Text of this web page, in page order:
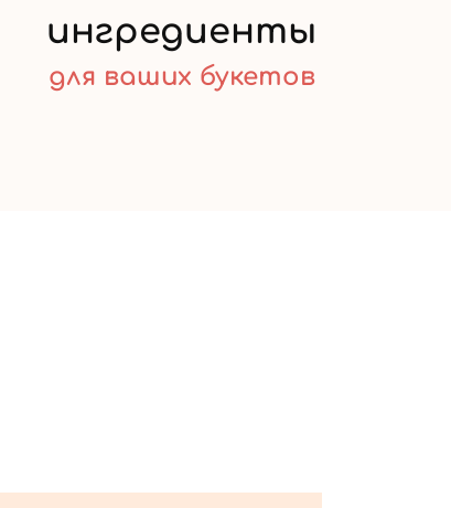
ингредиенты
для ваших букетов